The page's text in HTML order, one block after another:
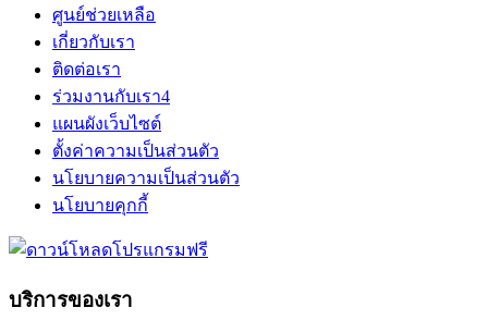
ศูนย์ช่วยเหลือ
เกี่ยวกับเรา
ติดต่อเรา
ร่วมงานกับเรา4
แผนผังเว็บไซต์
ตั้งค่าความเป็นส่วนตัว
นโยบายความเป็นส่วนตัว
นโยบายคุกกี้
บริการของเรา